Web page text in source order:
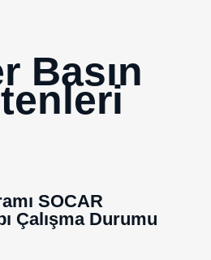
Basın
SOCAR
Çalışma Durumu